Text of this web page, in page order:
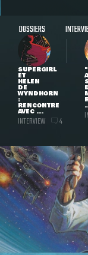
DOSSIERS
SUPERGIRL
ET
HELEN
DE
WYNDHORN
:
RENCONTRE
AVEC ...
INTERVIEW 4